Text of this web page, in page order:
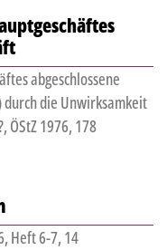
abgeschlossene
durch die Unwirksamkeit
ÖStZ 1976, 178
Heft 6-7, 14